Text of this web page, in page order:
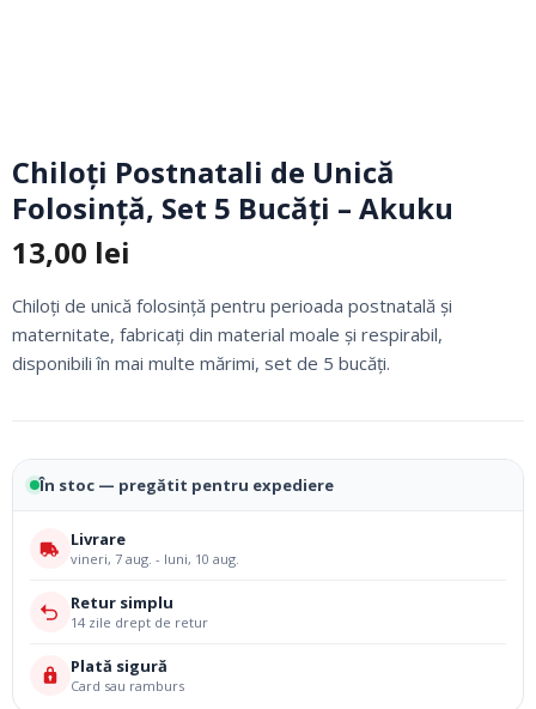
Chiloți Postnatali de Unică
Folosință, Set 5 Bucăți – Akuku
13,00 lei
Chiloți de unică folosință pentru perioada postnatală și
maternitate, fabricați din material moale și respirabil,
disponibili în mai multe mărimi, set de 5 bucăți.
În stoc — pregătit pentru expediere
Livrare
vineri, 7 aug. - luni, 10 aug.
Retur simplu
14 zile drept de retur
Plată sigură
Card sau ramburs